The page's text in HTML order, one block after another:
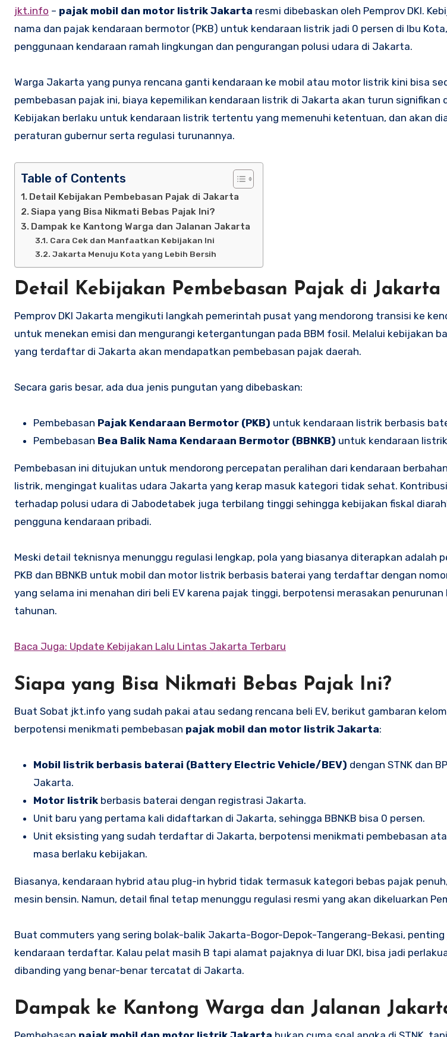
jkt.info – pajak mobil dan motor listrik Jakarta resmi dibebaskan oleh Pemprov DKI.
nama dan pajak kendaraan bermotor (PKB) untuk kendaraan listrik jadi 0 persen di Ibu
penggunaan kendaraan ramah lingkungan dan pengurangan polusi udara di Jakarta.
Warga Jakarta yang punya rencana ganti kendaraan ke mobil atau motor listrik kini bisa
pembebasan pajak ini, biaya kepemilikan kendaraan listrik di Jakarta akan turun signifikan
Kebijakan berlaku untuk kendaraan listrik tertentu yang memenuhi ketentuan, dan akan
peraturan gubernur serta regulasi turunannya.
Table of Contents
Detail Kebijakan Pembebasan Pajak di Jakarta
Siapa yang Bisa Nikmati Bebas Pajak Ini?
Dampak ke Kantong Warga dan Jalanan Jakarta
Cara Cek dan Manfaatkan Kebijakan Ini
Jakarta Menuju Kota yang Lebih Bersih
Detail Kebijakan Pembebasan Pajak di Jakarta
Pemprov DKI Jakarta mengikuti langkah pemerintah pusat yang mendorong transisi ke
untuk menekan emisi dan mengurangi ketergantungan pada BBM fosil. Melalui kebijakan
yang terdaftar di Jakarta akan mendapatkan pembebasan pajak daerah.
Secara garis besar, ada dua jenis pungutan yang dibebaskan:
Pembebasan Pajak Kendaraan Bermotor (PKB) untuk kendaraan listrik berbasis
Pembebasan Bea Balik Nama Kendaraan Bermotor (BBNKB) untuk kendaraan
Pembebasan ini ditujukan untuk mendorong percepatan peralihan dari kendaraan
listrik, mengingat kualitas udara Jakarta yang kerap masuk kategori tidak sehat.
terhadap polusi udara di Jabodetabek juga terbilang tinggi sehingga kebijakan fiskal
pengguna kendaraan pribadi.
Meski detail teknisnya menunggu regulasi lengkap, pola yang biasanya diterapkan adalah
PKB dan BBNKB untuk mobil dan motor listrik berbasis baterai yang terdaftar dengan
yang selama ini menahan diri beli EV karena pajak tinggi, berpotensi merasakan
tahunan.
Baca Juga: Update Kebijakan Lalu Lintas Jakarta Terbaru
Siapa yang Bisa Nikmati Bebas Pajak Ini?
Buat Sobat jkt.info yang sudah pakai atau sedang rencana beli EV, berikut gambaran
berpotensi menikmati pembebasan pajak mobil dan motor listrik Jakarta:
Mobil listrik berbasis baterai (Battery Electric Vehicle/BEV) dengan STNK dan
Jakarta.
Motor listrik berbasis baterai dengan registrasi Jakarta.
Unit baru yang pertama kali didaftarkan di Jakarta, sehingga BBNKB bisa 0 persen.
Unit eksisting yang sudah terdaftar di Jakarta, berpotensi menikmati pembebasan
masa berlaku kebijakan.
Biasanya, kendaraan hybrid atau plug-in hybrid tidak termasuk kategori bebas pajak
mesin bensin. Namun, detail final tetap menunggu regulasi resmi yang akan dikeluarkan
Buat commuters yang sering bolak-balik Jakarta-Bogor-Depok-Tangerang-Bekasi, penting
kendaraan terdaftar. Kalau pelat masih B tapi alamat pajaknya di luar DKI, bisa jadi
dibanding yang benar-benar tercatat di Jakarta.
Dampak ke Kantong Warga dan Jalanan